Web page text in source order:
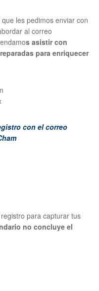
les pedimos enviar con
al correo
s asistir con
para enriquecer
con el correo
para capturar tus
no concluye el